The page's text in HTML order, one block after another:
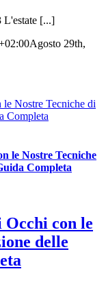
L'estate [...]
Agosto 29th,
Nostre Tecniche di
Completa
le Nostre Tecniche
Completa
con le
delle